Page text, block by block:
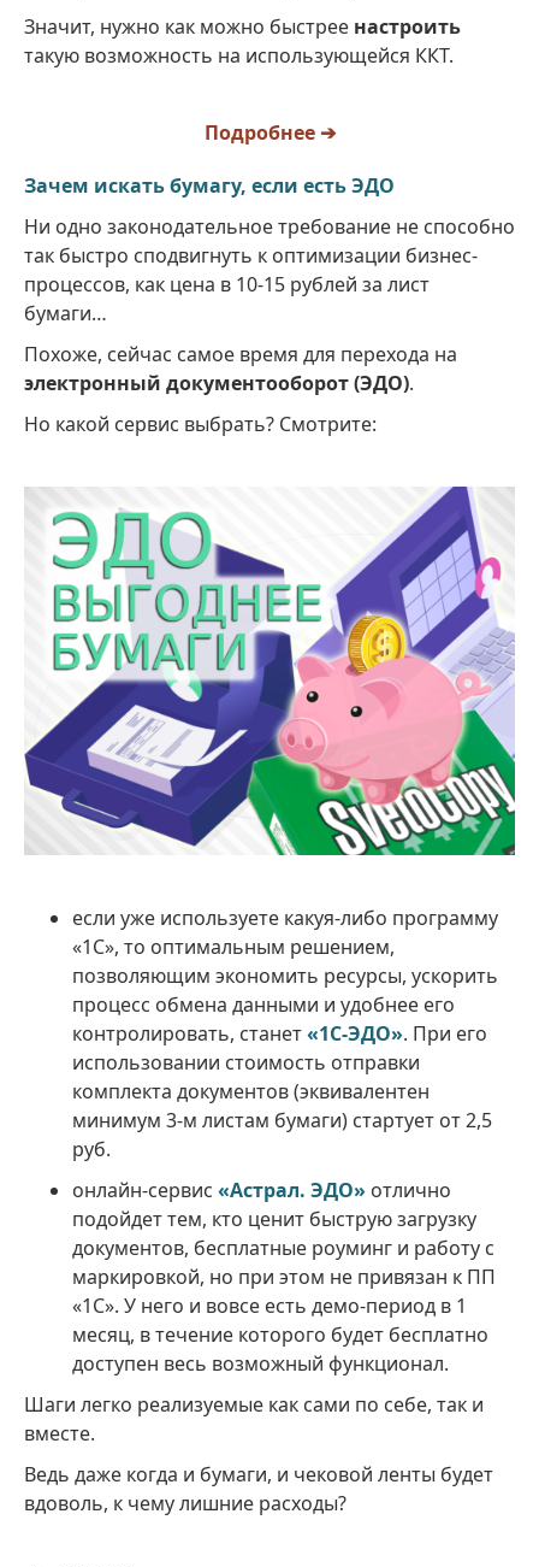
Значит, нужно как можно быстрее настроить
такую возможность на использующейся ККТ.
Подробнее ➔
Зачем искать бумагу, если есть ЭДО
Ни одно законодательное требование не способно
так быстро сподвигнуть к оптимизации бизнес-
процессов, как цена в 10-15 рублей за лист
бумаги…
Похоже, сейчас самое время для перехода на
электронный документооборот (ЭДО).
Но какой сервис выбрать? Смотрите:
если уже используете какуя-либо программу
«1С», то оптимальным решением,
позволяющим экономить ресурсы, ускорить
процесс обмена данными и удобнее его
контролировать, станет«1С-ЭДО». При его
использовании стоимость отправки
комплекта документов (эквивалентен
минимум 3-м листам бумаги) стартует от 2,5
руб.
онлайн-сервис «Астрал. ЭДО» отлично
подойдет тем, кто ценит быструю загрузку
документов, бесплатные роуминг и работу с
маркировкой, но при этом не привязан к ПП
«1С». У него и вовсе есть демо-период в 1
месяц, в течение которого будет бесплатно
доступен весь возможный функционал.
Шаги легко реализуемые как сами по себе, так и
вместе.
Ведь даже когда и бумаги, и чековой ленты будет
вдоволь, к чему лишние расходы?